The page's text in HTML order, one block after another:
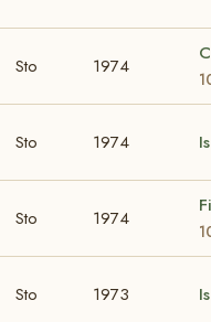
Sto 1974
Sto 1974
Sto 1974
Sto 1973